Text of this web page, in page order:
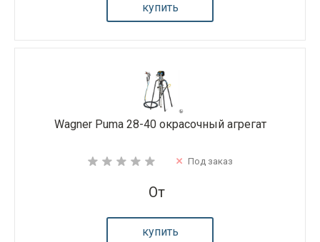
купить
Wagner Puma 28-40 окрасочный агрегат
Под заказ
От
купить